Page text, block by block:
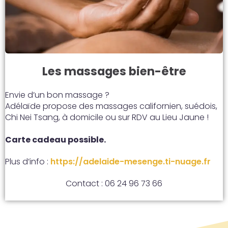
Les massages bien-être
Envie d’un bon massage ?
Adélaïde propose des massages californien, suédois,
Chi Nei Tsang, à domicile ou sur RDV au Lieu Jaune !
Carte cadeau possible.
Plus d’info : https://adelaide-mesenge.ti-nuage.fr
Contact : 06 24 96 73 66